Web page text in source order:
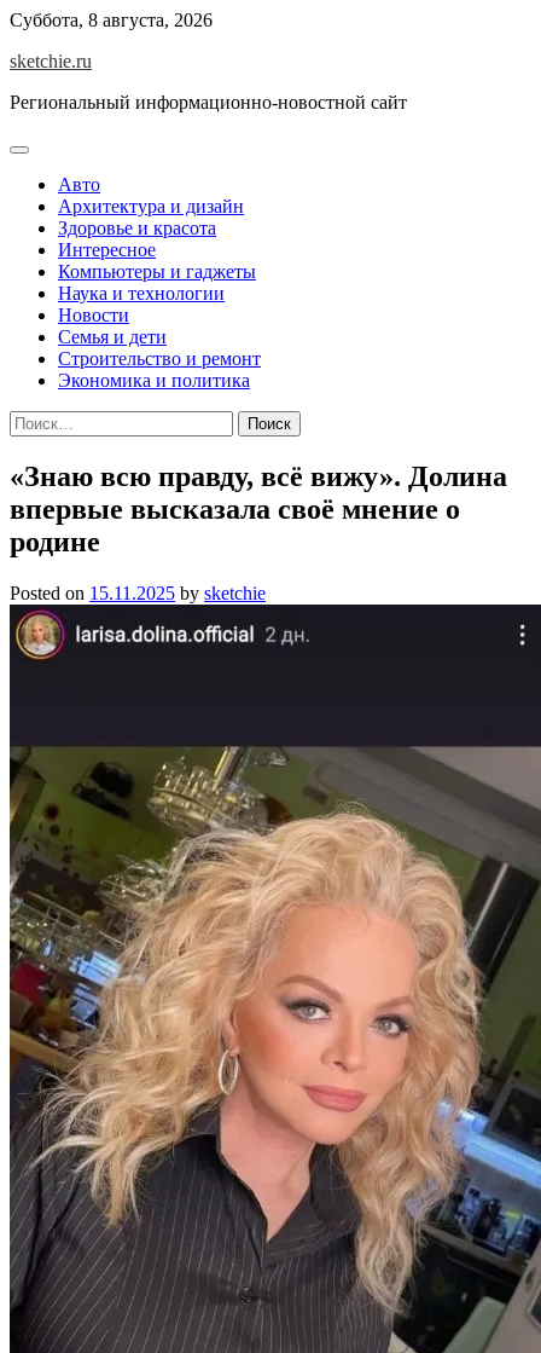
Skip
content
Суббота, 8 августа, 2026
sketchie.ru
Региональный информационно-новостной сайт
Авто
Архитектура и дизайн
Здоровье и красота
Интересное
Компьютеры и гаджеты
Наука и технологии
Новости
Семья и дети
Строительство и ремонт
Экономика и политика
Найти:
«Знаю всю правду, всё вижу». Долина
впервые высказала своё мнение о
родине
Posted on 15.11.2025 by sketchie